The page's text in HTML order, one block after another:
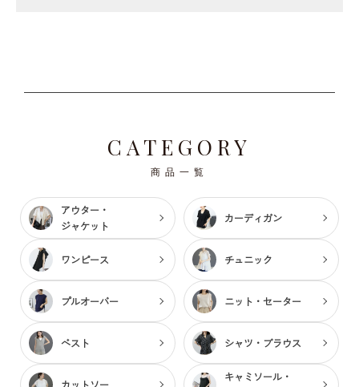
CATEGORY
商品一覧
アウター・
ジャケット
カーディガン
ワンピース チュニック
プルオーバー ニット・セーター
ベスト シャツ・ブラウス
カットソー
キャミソール・